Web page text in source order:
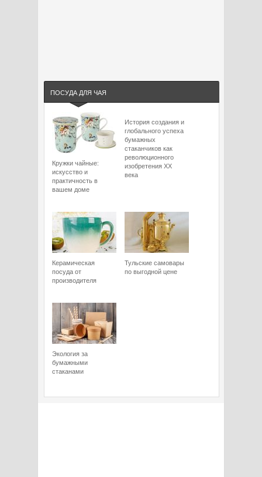
ПОСУДА ДЛЯ ЧАЯ
Кружки чайные:
искусство и
практичность в
вашем доме
История создания и
глобального успеха
бумажных
стаканчиков как
революционного
изобретения XX
века
Керамическая
посуда от
производителя
Тульские самовары
по выгодной цене
Экология за
бумажными
стаканами